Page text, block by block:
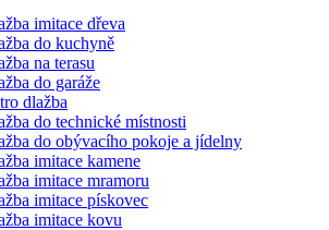
imitace dřeva
do kuchyně
na terasu
do garáže
dlažba
do technické místnosti
do obývacího pokoje a jídelny
imitace kamene
imitace mramoru
imitace pískovec
imitace kovu